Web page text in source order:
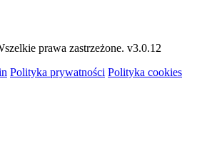
prawa zastrzeżone. v3.0.12
Polityka prywatności Polityka cookies